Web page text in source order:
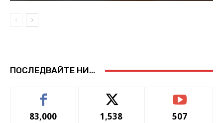
ПОСЛЕДВАЙТЕ НИ...
83,000 1,538 507